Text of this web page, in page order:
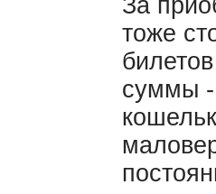
За
тоже
суммы -